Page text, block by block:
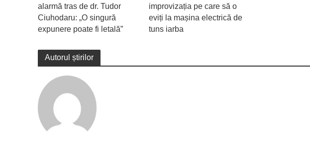
alarmă tras de dr. Tudor
Ciuhodaru: „O singură
expunere poate fi letală”
improvizația pe care să o
eviți la mașina electrică de
tuns iarba
Autorul știrilor